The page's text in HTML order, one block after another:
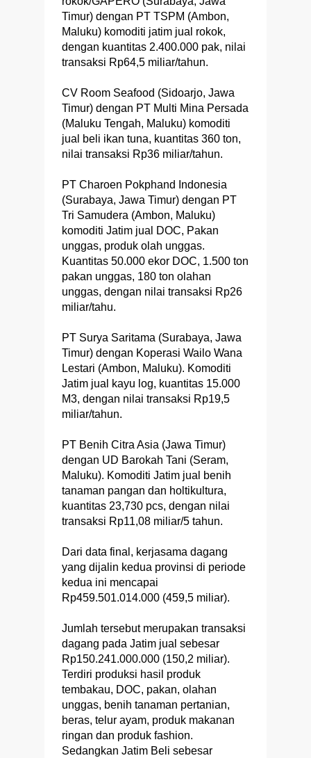
Timur) dengan PT TSPM (Ambon,
Maluku) komoditi jatim jual rokok,
dengan kuantitas 2.400.000 pak, nilai
transaksi Rp64,5 miliar/tahun.
CV Room Seafood (Sidoarjo, Jawa
Timur) dengan PT Multi Mina Persada
(Maluku Tengah, Maluku) komoditi
jual beli ikan tuna, kuantitas 360 ton,
nilai transaksi Rp36 miliar/tahun.
PT Charoen Pokphand Indonesia
(Surabaya, Jawa Timur) dengan PT
Tri Samudera (Ambon, Maluku)
komoditi Jatim jual DOC, Pakan
unggas, produk olah unggas.
Kuantitas 50.000 ekor DOC, 1.500 ton
pakan unggas, 180 ton olahan
unggas, dengan nilai transaksi Rp26
miliar/tahu.
PT Surya Saritama (Surabaya, Jawa
Timur) dengan Koperasi Wailo Wana
Lestari (Ambon, Maluku). Komoditi
Jatim jual kayu log, kuantitas 15.000
M3, dengan nilai transaksi Rp19,5
miliar/tahun.
PT Benih Citra Asia (Jawa Timur)
dengan UD Barokah Tani (Seram,
Maluku). Komoditi Jatim jual benih
tanaman pangan dan holtikultura,
kuantitas 23,730 pcs, dengan nilai
transaksi Rp11,08 miliar/5 tahun.
Dari data final, kerjasama dagang
yang dijalin kedua provinsi di periode
kedua ini mencapai
Rp459.501.014.000 (459,5 miliar).
Jumlah tersebut merupakan transaksi
dagang pada Jatim jual sebesar
Rp150.241.000.000 (150,2 miliar).
Terdiri produksi hasil produk
tembakau, DOC, pakan, olahan
unggas, benih tanaman pertanian,
beras, telur ayam, produk makanan
ringan dan produk fashion.
Sedangkan Jatim Beli sebesar